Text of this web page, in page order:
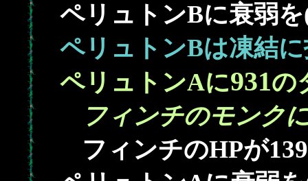
ペリュトンBに衰弱
ペリュトンBは凍結
ペリュトンAに931の
フィンチのモンク
フィンチのHPが139